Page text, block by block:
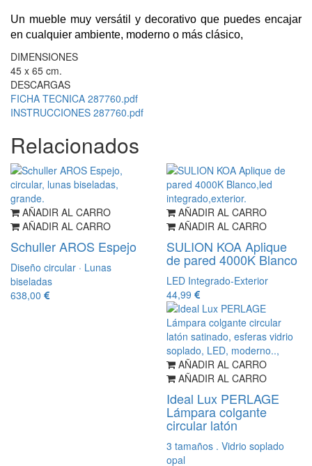
Un mueble muy versátil y decorativo que puedes encajar
en cualquier ambiente, moderno o más clásico,
DIMENSIONES
45 x 65 cm.
DESCARGAS
FICHA TECNICA 287760.pdf
INSTRUCCIONES 287760.pdf
Relacionados
AÑADIR AL CARRO
AÑADIR AL CARRO
Schuller AROS Espejo
Diseño circular · Lunas
biseladas
638,00
AÑADIR AL CARRO
AÑADIR AL CARRO
SULION KOA Aplique
de pared 4000K Blanco
LED Integrado-Exterior
44,99
AÑADIR AL CARRO
AÑADIR AL CARRO
Ideal Lux PERLAGE
Lámpara colgante
circular latón
3 tamaños . Vidrio soplado
opal